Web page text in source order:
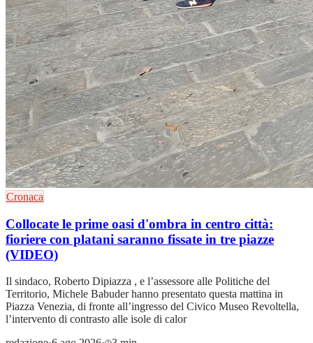
Cronaca
Collocate le prime oasi d'ombra in centro città:
fioriere con platani saranno fissate in tre piazze
(VIDEO)
Il sindaco, Roberto Dipiazza , e l’assessore alle Politiche del
Territorio, Michele Babuder hanno presentato questa mattina in
Piazza Venezia, di fronte all’ingresso del Civico Museo Revoltella,
l’intervento di contrasto alle isole di calor